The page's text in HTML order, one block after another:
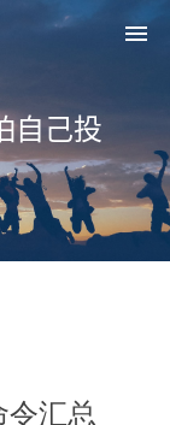
自己投
令汇总